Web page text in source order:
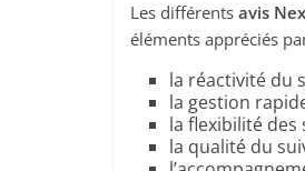
Les différents avis
éléments appréciés
la réactivité du
la gestion
la flexibilité des
la qualité du